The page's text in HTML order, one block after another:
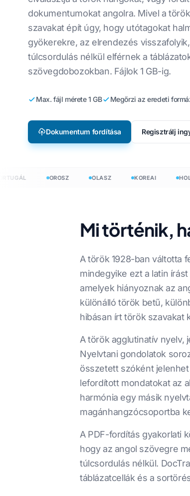
Gyártás
Videojáték Lokalizáció
e-Learning
CSV-
Angolról koreaira
Angolról arabra
Angolról törökre
Angolról indonézre
dokumentumokat angolra. Mivel a
szavakat épít úgy, hogy utótagokat
gyökerekre, az elrendezés
túlcsordulás nélkül elférnek a
szövegdobozokban. Fájlok 1 GB-ig.
Max. fájl mérete 1 GB Megőrzi az eredeti
Dokumentum fordítása Regisztrálj
OROSZ OLASZ KOREAI
Mi történik,
A török 1928-ban váltotta
mindegyike ezt a latin
amelyek hiányoznak az
különálló török betű,
hibásan írt török szavakat
A török agglutinatív
Nyelvtani gondolatok
összetett szóként
lefordított mondatokat az
harmónia egy másik
magánhangzócsoportba
A PDF-fordítás gyakorlati
hogy az angol szövegre
túlcsordulás nélkül.
táblázatcellák és a